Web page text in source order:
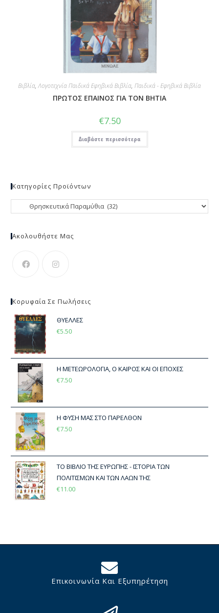
Βιβλία,Λογοτεχνία Παιδικά Εφηβικά Βιβλία, Παιδικά - Εφηβικά Βιβλία
ΠΡΩΤΟΣ ΕΠΑΙΝΟΣ ΓΙΑ ΤΟΝ ΒΗΤΙΑ
€7.50
Διαβάστε περισσότερα
Κατηγορίες Προϊόντων
Ακολουθήστε Μας
Κορυφαία Σε Πωλήσεις
ΘΥΕΛΛΕΣ
€5.50
Η ΜΕΤΕΩΡΟΛΟΓΙΑ, Ο ΚΑΙΡΟΣ ΚΑΙ ΟΙ ΕΠΟΧΕΣ
€7.50
Η ΦΥΣΗ ΜΑΣ ΣΤΟ ΠΑΡΕΛΘΟΝ
€7.50
ΤΟ ΒΙΒΛΙΟ ΤΗΣ ΕΥΡΩΠΗΣ - ΙΣΤΟΡΙΑ ΤΩΝ
ΠΟΛΙΤΙΣΜΩΝ ΚΑΙ ΤΩΝ ΛΑΩΝ ΤΗΣ
€11.00
Επικοινωνία Και Εξυπηρέτηση